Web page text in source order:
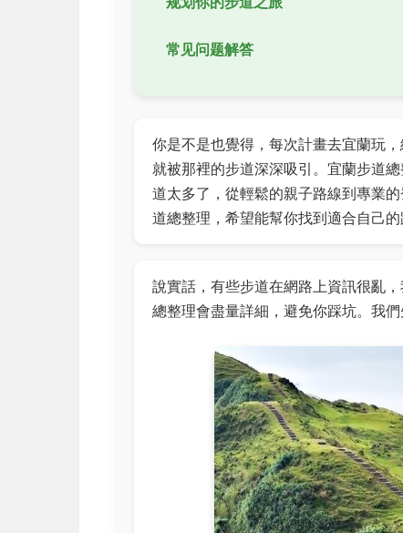
常见问题解答
你是不是也覺得，每次計畫去宜蘭玩
就被那裡的步道深深吸引。宜蘭步道
道太多了，從輕鬆的親子路線到專業
道總整理，希望能幫你找到適合自己的
說實話，有些步道在網路上資訊很亂
總整理會盡量詳細，避免你踩坑。我